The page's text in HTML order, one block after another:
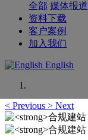
全部 媒体报道
资料下载
客户案例
加入我们
English
< Previous > Next